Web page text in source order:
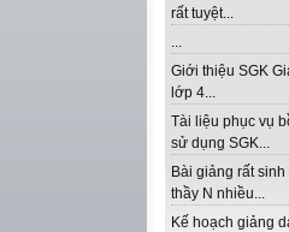
rất tuyệt...
...
Giới thiệu SGK
lớp 4...
Tài liệu phục vụ
sử dụng SGK...
Bài giảng rất
thầy N nhiều...
Kế hoạch giảng